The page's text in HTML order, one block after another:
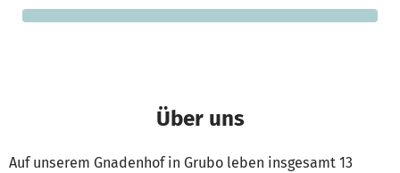
Über uns
Auf unserem Gnadenhof in Grubo leben insgesamt 13